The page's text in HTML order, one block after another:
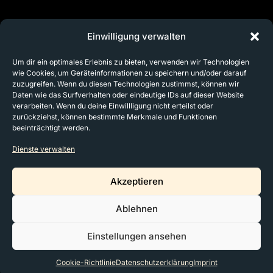
Einwilligung verwalten
Um dir ein optimales Erlebnis zu bieten, verwenden wir Technologien
wie Cookies, um Geräteinformationen zu speichern und/oder darauf
zuzugreifen. Wenn du diesen Technologien zustimmst, können wir
Daten wie das Surfverhalten oder eindeutige IDs auf dieser Website
verarbeiten. Wenn du deine Einwillligung nicht erteilst oder
zurückziehst, können bestimmte Merkmale und Funktionen
beeinträchtigt werden.
Dienste verwalten
Akzeptieren
Ablehnen
Einstellungen ansehen
Cookie-RichtlinieDatenschutzerklärungImprint
CONTACT
Meet Us In Person!
Data Privacy
MyBeautyCreator 2026, All Rights Reserved